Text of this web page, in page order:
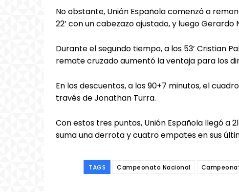
No obstante, Unión Española comenzó a
22’ con un cabezazo ajustado, y luego Gerardo
Durante el segundo tiempo, a los 53’ Cristian
remate cruzado aumentó la ventaja para los
En los descuentos, a los 90+7 minutos, el
través de Jonathan Turra.
Con estos tres puntos, Unión Española llegó a
suma una derrota y cuatro empates en sus
TAGS Campeonato Nacional